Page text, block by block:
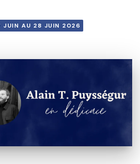
JUIN AU 28 JUIN 2026